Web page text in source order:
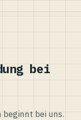
bei
beginnt bei uns.